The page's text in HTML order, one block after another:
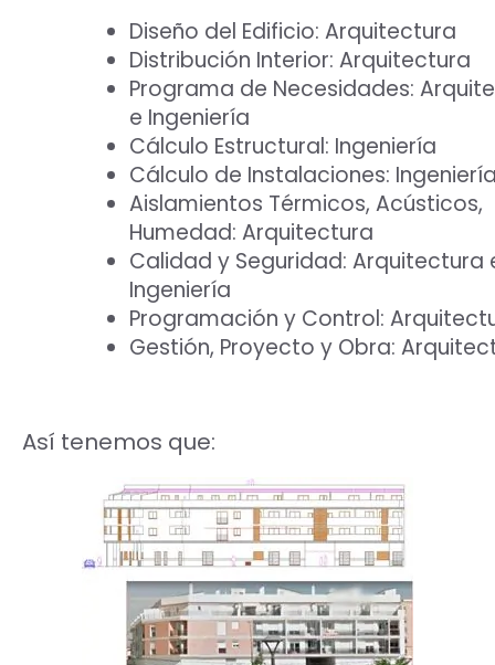
Diseño del Edificio: Arquitectura
Distribución Interior: Arquitectura
Programa de Necesidades:
e Ingeniería
Cálculo Estructural: Ingeniería
Cálculo de Instalaciones:
Aislamientos Térmicos, Acústicos,
Humedad: Arquitectura
Calidad y Seguridad: Arquitectura
Ingeniería
Programación y Control:
Gestión, Proyecto y Obra:
Así tenemos que: